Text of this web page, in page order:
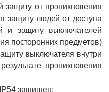
защиту от проникновения
защиту людей от доступа
и защиту выключателей
посторонних предметов)
выключателя внутри
проникновения
защищен: